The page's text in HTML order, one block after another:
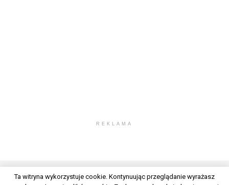
REKLAMA
Ta witryna wykorzystuje cookie. Kontynuując przeglądanie wyrażasz